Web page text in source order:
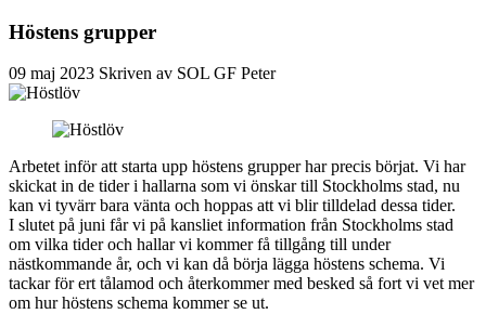
Höstens grupper
09 maj 2023 Skriven av SOL GF Peter
Arbetet inför att starta upp höstens grupper har precis börjat. Vi har
skickat in de tider i hallarna som vi önskar till Stockholms stad, nu
kan vi tyvärr bara vänta och hoppas att vi blir tilldelad dessa tider.
I slutet på juni får vi på kansliet information från Stockholms stad
om vilka tider och hallar vi kommer få tillgång till under
nästkommande år, och vi kan då börja lägga höstens schema. Vi
tackar för ert tålamod och återkommer med besked så fort vi vet mer
om hur höstens schema kommer se ut.